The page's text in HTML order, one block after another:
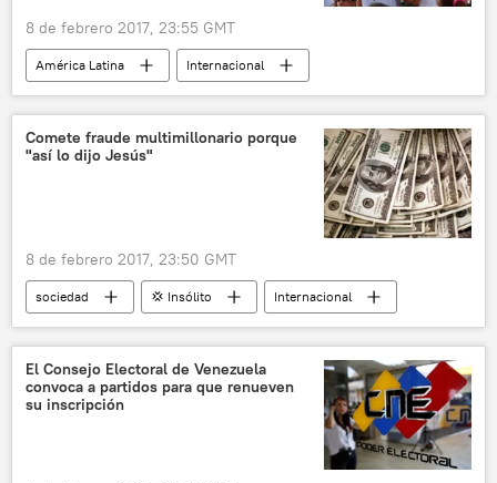
8 de febrero 2017, 23:55 GMT
América Latina
Internacional
Colombia
FARC
menores
noticias
Comete fraude multimillonario porque
"así lo dijo Jesús"
8 de febrero 2017, 23:50 GMT
sociedad 💢 Insólito
Internacional
América del Norte
Florida
juicio
Jesús
noticias
El Consejo Electoral de Venezuela
convoca a partidos para que renueven
su inscripción